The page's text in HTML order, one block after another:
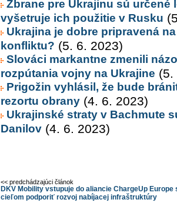
Zbrane pre Ukrajinu sú
vyšetruje ich použitie v Rusku
Ukrajina je dobre pripravená
konfliktu? (5. 6. 2023)
Slováci markantne zmenili
rozpútania vojny na Ukrajine (5.
Prigožin vyhlásil, že bude
rezortu obrany (4. 6. 2023)
Ukrajinské straty v Bachmute
Danilov (4. 6. 2023)
<< predchádzajúci článok
DKV Mobility vstupuje do aliancie ChargeUp Europe
cieľom podporiť rozvoj nabíjacej infraštruktúry